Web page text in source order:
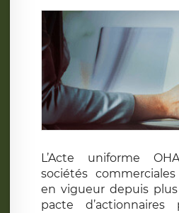
L’Acte uniforme
sociétés
en vigueur depuis
pacte